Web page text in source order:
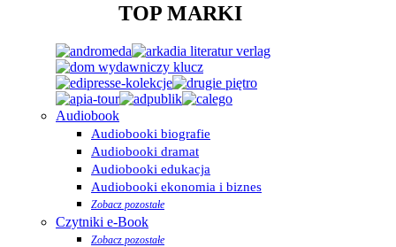
TOP MARKI
Audiobook
Audiobooki biografie
Audiobooki dramat
Audiobooki edukacja
Audiobooki ekonomia i biznes
Zobacz pozostałe
Czytniki e-Book
Zobacz pozostałe